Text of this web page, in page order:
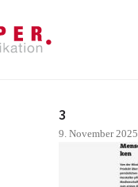
3
9. November 2025